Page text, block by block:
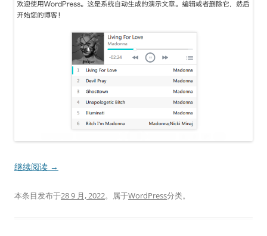
继续阅读 →
本条目发布于28 9 月, 2022。属于WordPress分类。